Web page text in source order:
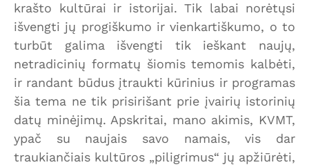
krašto kultūrai ir istorijai. Tik labai norėtųsi
išvengti jų progiškumo ir vienkartiškumo, o to
turbūt galima išvengti tik ieškant naujų,
netradicinių formatų šiomis temomis kalbėti,
ir randant būdus įtraukti kūrinius ir programas
šia tema ne tik prisirišant prie įvairių istorinių
datų minėjimų. Apskritai, mano akimis, KVMT,
ypač su naujais savo namais, vis dar
traukiančiais kultūros „piligrimus“ jų apžiūrėti,